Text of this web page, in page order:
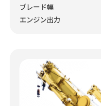
ブレード幅
エンジン出力